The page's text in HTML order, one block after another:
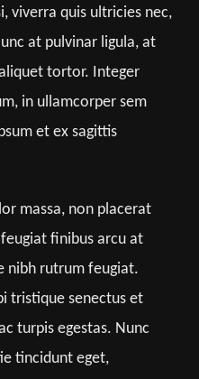
viverra quis ultricies nec,
at pulvinar ligula, at
tortor. Integer
in ullamcorper sem
et ex sagittis
massa, non placerat
finibus arcu at
nibh rutrum feugiat.
tristique senectus et
turpis egestas. Nunc
tincidunt eget,